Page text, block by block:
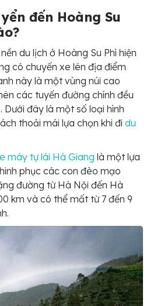
đến Hoàng Su
du lịch ở Hoàng Su Phì hiện
có chuyến xe lên địa điểm
này là một vùng núi cao
các tuyến đường chính đều
Dưới đây là một số loại hình
thoải mái lựa chọn khi đi du
máy tự lái Hà Giang là một lựa
phục các con đèo mạo
đường từ Hà Nội đến Hà
km và có thể mất từ 7 đến 9